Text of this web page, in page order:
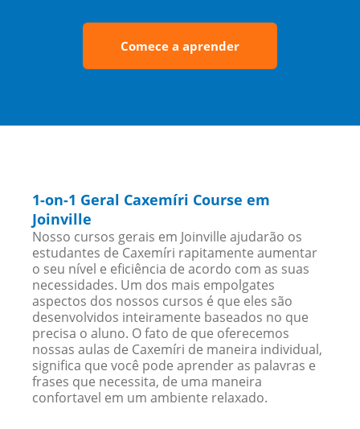
Comece a aprender
1-on-1 Geral Caxemíri Course em
Joinville
Nosso cursos gerais em Joinville ajudarão os
estudantes de Caxemíri rapitamente aumentar
o seu nível e eficiência de acordo com as suas
necessidades. Um dos mais empolgates
aspectos dos nossos cursos é que eles são
desenvolvidos inteiramente baseados no que
precisa o aluno. O fato de que oferecemos
nossas aulas de Caxemíri de maneira individual,
significa que você pode aprender as palavras e
frases que necessita, de uma maneira
confortavel em um ambiente relaxado.